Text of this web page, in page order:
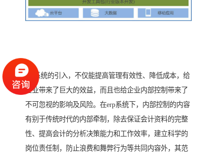
erp系统的引入，不仅能提高管理有效性、降低成本，给
企业带来了巨大的效益，而且也给企业内部控制带来了
不可忽视的影响及风险。在erp系统下，内部控制的内容
有别于传统时代的内部牵制，除去保证会计资料的完整
性、提高会计的分析决策能力和工作效率，建立科学的
岗位责任制，防止浪费和舞弊行为等共同内容外，其范